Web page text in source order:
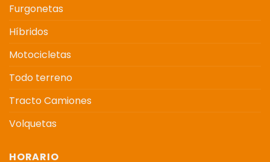
Furgonetas
Híbridos
Motocicletas
Todo terreno
Tracto Camiones
Volquetas
HORARIO